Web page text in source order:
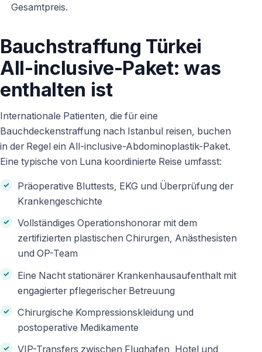
Gesamtpreis.
Bauchstraffung Türkei
All-inclusive-Paket: was
enthalten ist
Internationale Patienten, die für eine
Bauchdeckenstraffung nach Istanbul reisen, buchen
in der Regel ein All-inclusive-Abdominoplastik-Paket.
Eine typische von Luna koordinierte Reise umfasst:
Präoperative Bluttests, EKG und Überprüfung der
Krankengeschichte
Vollständiges Operationshonorar mit dem
zertifizierten plastischen Chirurgen, Anästhesisten
und OP-Team
Eine Nacht stationärer Krankenhausaufenthalt mit
engagierter pflegerischer Betreuung
Chirurgische Kompressionskleidung und
postoperative Medikamente
VIP-Transfers zwischen Flughafen, Hotel und